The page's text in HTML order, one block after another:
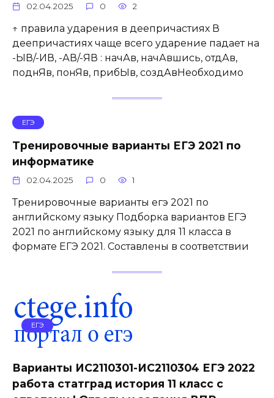
02.04.2025 0 2
↑ правила ударения в деепричастиях В
деепричастиях чаще всего ударение падает на
-ЫВ/-ИВ, -АВ/-ЯВ : начАв, начАвшись, отдАв,
поднЯв, понЯв, прибЫв, создАвНеобходимо
ЕГЭ
Тренировочные варианты ЕГЭ 2021 по
информатике
02.04.2025 0 1
Тренировочные варианты егэ 2021 по
английскому языку Подборка вариантов ЕГЭ
2021 по английскому языку для 11 класса в
формате ЕГЭ 2021. Составлены в соответствии
ЕГЭ
Варианты ИС2110301-ИС2110304 ЕГЭ 2022
работа статград история 11 класс с